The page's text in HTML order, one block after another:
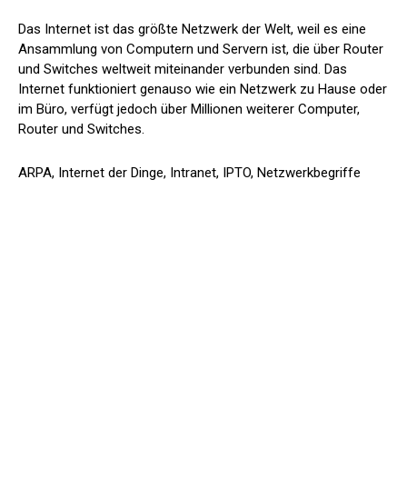
Das Internet ist das größte Netzwerk der Welt, weil es eine
Ansammlung von Computern und Servern ist, die über Router
und Switches weltweit miteinander verbunden sind. Das
Internet funktioniert genauso wie ein Netzwerk zu Hause oder
im Büro, verfügt jedoch über Millionen weiterer Computer,
Router und Switches.
ARPA, Internet der Dinge, Intranet, IPTO, Netzwerkbegriffe